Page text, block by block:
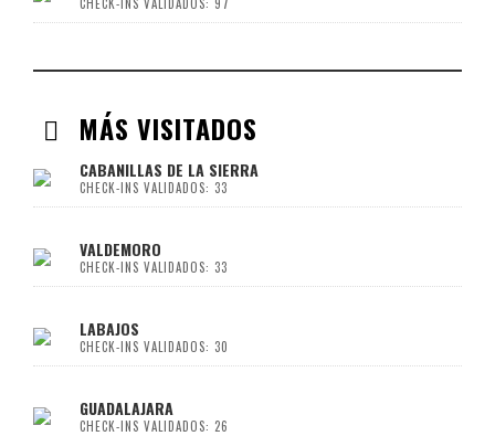
MÁS VISITADOS
CABANILLAS DE LA SIERRA
CHECK-INS VALIDADOS: 33
VALDEMORO
CHECK-INS VALIDADOS: 33
LABAJOS
CHECK-INS VALIDADOS: 30
GUADALAJARA
CHECK-INS VALIDADOS: 26